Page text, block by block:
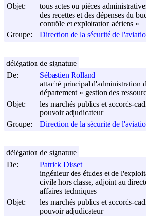
Objet:
tous actes ou pièces
des recettes et des dépenses du
contrôle et exploitation aériens »
Groupe:
Direction de la sécurité de
De:
Sébastien Rolland
attaché principal d'administration
département « gestion des
Objet:
les marchés publics et accords-
pouvoir adjudicateur
Groupe:
Direction de la sécurité de
délégation de signature
De:
Patrick Disset
ingénieur des études et de
civile hors classe, adjoint au
affaires techniques
Objet:
les marchés publics et accords-
pouvoir adjudicateur
délégation de signature